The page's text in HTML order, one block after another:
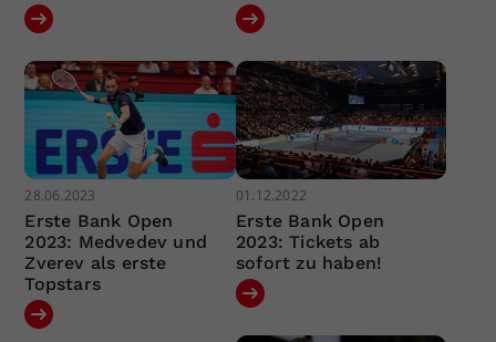
28.06.2023
Erste Bank Open
2023: Medvedev und
Zverev als erste
Topstars
01.12.2022
Erste Bank Open
2023: Tickets ab
sofort zu haben!